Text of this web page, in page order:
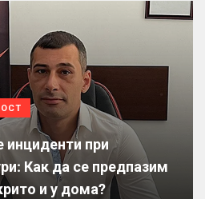
инциденти при
Как да се предпазим
и у дома?